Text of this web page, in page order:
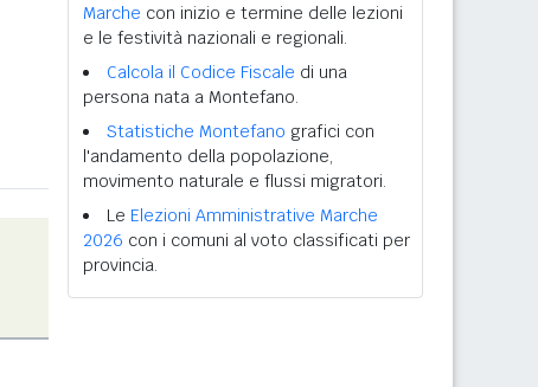
Marche con inizio e termine delle lezioni
e le festività nazionali e regionali.
Calcola il Codice Fiscale di una
persona nata a Montefano.
Statistiche Montefano grafici con
l'andamento della popolazione,
movimento naturale e flussi migratori.
Le Elezioni Amministrative Marche
2026 con i comuni al voto classificati per
provincia.